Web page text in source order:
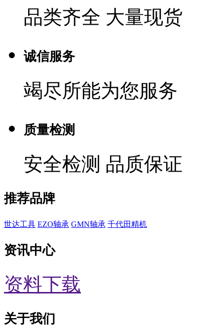
品类齐全 大量现货
诚信服务
竭尽所能为您服务
质量检测
安全检测 品质保证
推荐品牌
世达工具 EZO轴承 GMN轴承 千代田精机
资讯中心
资料下载
关于我们